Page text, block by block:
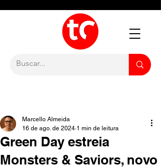
Green Day estreia
Monsters & Saviors, novo
Marcello Almeida
16 de ago. de 2024 1 min de leitura